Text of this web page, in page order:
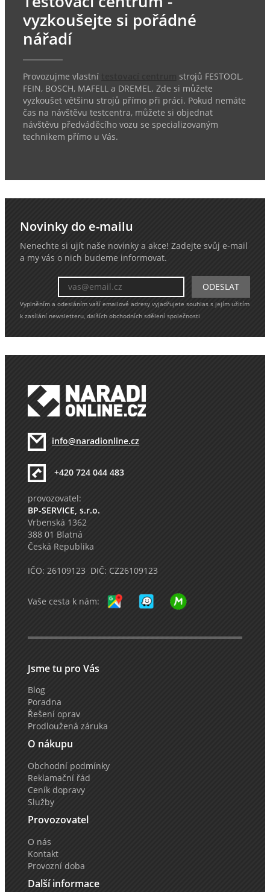
vyzkoušejte si pořádné
nářadí
Provozujme vlastní
strojů FESTOOL,
FEIN, BOSCH, MAFELL a DREMEL. Zde si můžete
vyzkoušet většinu strojů přímo při práci. Pokud nemáte
čas na návštěvu testcentra, můžete si objednat
návštěvu předváděcího vozu se specializovaným
technikem přímo u Vás.
Novinky do e-mailu
Nenechte si ujít naše novinky a akce! Zadejte svůj e-mail
a my vás o nich budeme informovat.
Vyplněním a odesláním vaší emailové adresy vyjadřujete souhlas s jejím užitím
k zasílání newsletteru, dalších obchodních sdělení společnosti
info@naradionline.cz
+420 724 044 483
provozovatel:
BP-SERVICE, s.r.o.
Vrbenská 1362
388 01 Blatná
Česká Republika
IČO: 26109123 DIČ: CZ26109123
Vaše cesta k nám:
Jsme tu pro Vás
Blog
Poradna
Řešení oprav
Prodloužená záruka
O nákupu
Obchodní podmínky
Reklamační řád
Ceník dopravy
Služby
Provozovatel
O nás
Kontakt
Provozní doba
Další informace